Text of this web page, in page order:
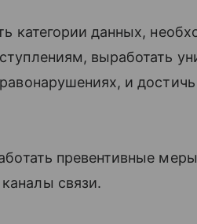
категории данных,
выработать
и
превентивные
связи.